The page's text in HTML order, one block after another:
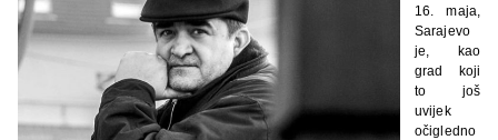
16. maja,
Sarajevo
je, kao
grad koji
to još
uvijek
očigledno